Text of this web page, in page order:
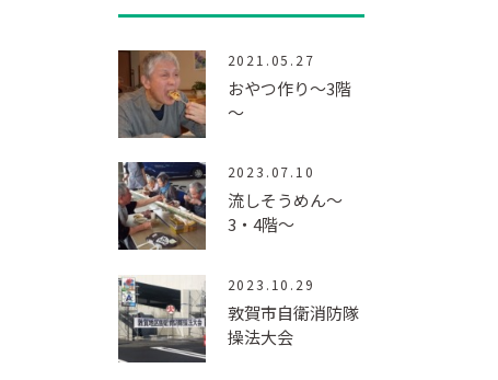
2021.05.27
おやつ作り～3階
～
2023.07.10
流しそうめん～
3・4階～
2023.10.29
敦賀市自衛消防隊
操法大会